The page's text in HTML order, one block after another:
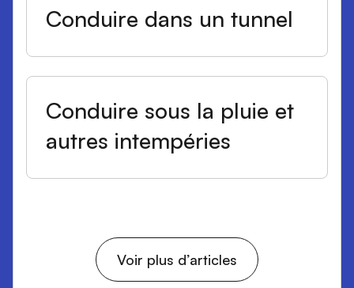
Conduire dans un tunnel
Conduire sous la pluie et
autres intempéries
Voir plus d’articles